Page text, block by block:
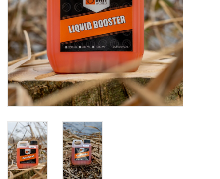
Cadeaubon
Summer Deals
BLOG